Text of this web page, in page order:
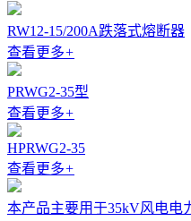
RW12-15/200A跌落式熔断器
查看更多+
PRWG2-35型
查看更多+
HPRWG2-35
查看更多+
本产品主要用于35kV风电电